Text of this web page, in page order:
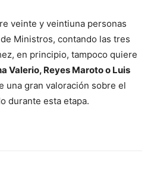
veinte y veintiuna personas
Ministros, contando las tres
en principio, tampoco quiere
Valerio, Reyes Maroto o Luis
una gran valoración sobre el
durante esta etapa.